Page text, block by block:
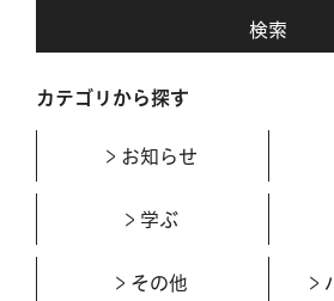
カテゴリから探す
お知らせ
学ぶ
その他